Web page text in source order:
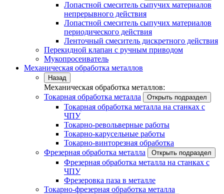
Лопастной смеситель сыпучих материалов
непрерывного действия
Лопастной смеситель сыпучих материалов
периодического действия
Ленточный смеситель дискретного действия
Перекидной клапан с ручным приводом
Мукопросеиватель
Механическая обработка металлов
Назад
Механическая обработка металлов:
Токарная обработка металла
Открыть подраздел
Токарная обработка металла на станках с
ЧПУ
Токарно-револьверные работы
Токарно-карусельные работы
Токарно-винторезная обработка
Фрезерная обработка металла
Открыть подраздел
Фрезерная обработка металла на станках с
ЧПУ
Фрезеровка паза в металле
Токарно-фрезерная обработка металла